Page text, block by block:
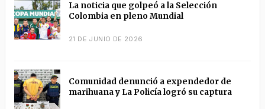
La noticia que golpeó a la Selección
Colombia en pleno Mundial
21 DE JUNIO DE 2026
Comunidad denunció a expendedor de
marihuana y La Policía logró su captura